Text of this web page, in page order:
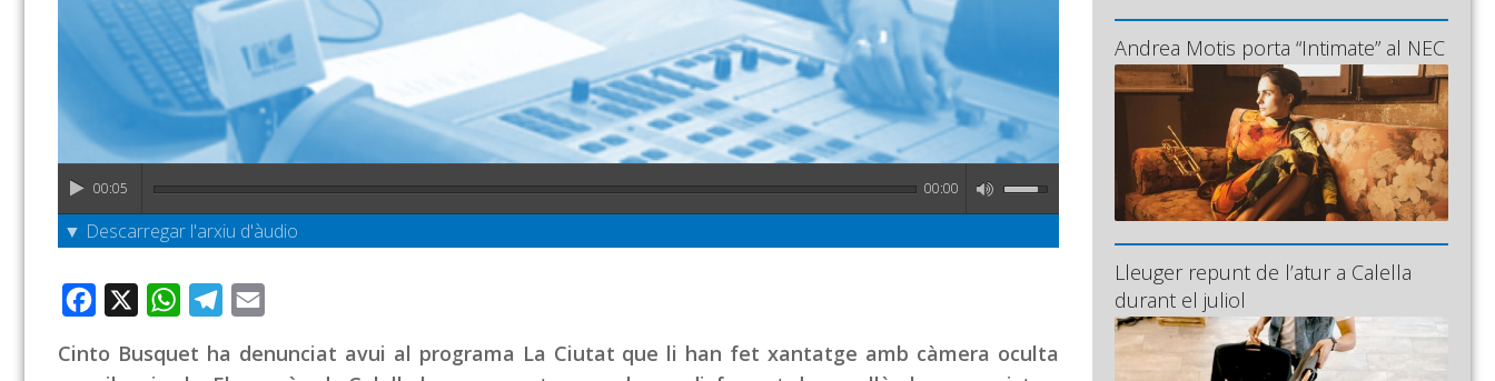
00:05 00:00
▼ Descarregar l'arxiu d'àudio
Facebook WhatsAppTelegram
Cinto Busquet ha denunciat avui al programa La Ciutat que li han fet xantatge amb càmera oculta
Andrea Motis porta “Intimate” al NEC
Lleuger repunt de l’atur a Calella
durant el juliol